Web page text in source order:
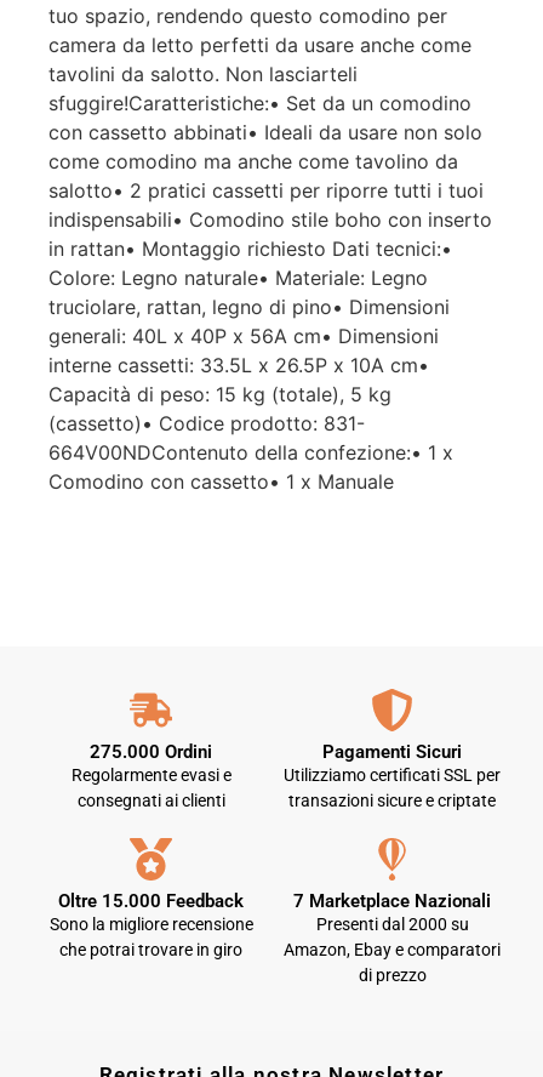
tuo spazio, rendendo questo comodino per
camera da letto perfetti da usare anche come
tavolini da salotto. Non lasciarteli
sfuggire!Caratteristiche:• Set da un comodino
con cassetto abbinati• Ideali da usare non solo
come comodino ma anche come tavolino da
salotto• 2 pratici cassetti per riporre tutti i tuoi
indispensabili• Comodino stile boho con inserto
in rattan• Montaggio richiesto Dati tecnici:•
Colore: Legno naturale• Materiale: Legno
truciolare, rattan, legno di pino• Dimensioni
generali: 40L x 40P x 56A cm• Dimensioni
interne cassetti: 33.5L x 26.5P x 10A cm•
Capacità di peso: 15 kg (totale), 5 kg
(cassetto)• Codice prodotto: 831-
664V00NDContenuto della confezione:• 1 x
Comodino con cassetto• 1 x Manuale
275.000 Ordini
Regolarmente evasi e
consegnati ai clienti
Pagamenti Sicuri
Utilizziamo certificati SSL per
transazioni sicure e criptate
Oltre 15.000 Feedback
Sono la migliore recensione
che potrai trovare in giro
7 Marketplace Nazionali
Presenti dal 2000 su
Amazon, Ebay e comparatori
di prezzo